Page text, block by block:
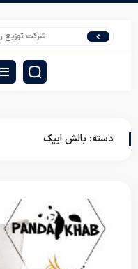
شرکت توزیع
دسته: بالش ایپک